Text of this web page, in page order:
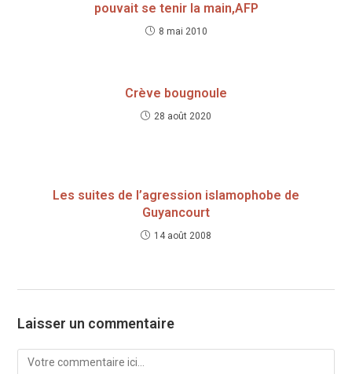
pouvait se tenir la main,AFP
8 mai 2010
Crève bougnoule
28 août 2020
Les suites de l’agression islamophobe de
Guyancourt
14 août 2008
Laisser un commentaire
Comment